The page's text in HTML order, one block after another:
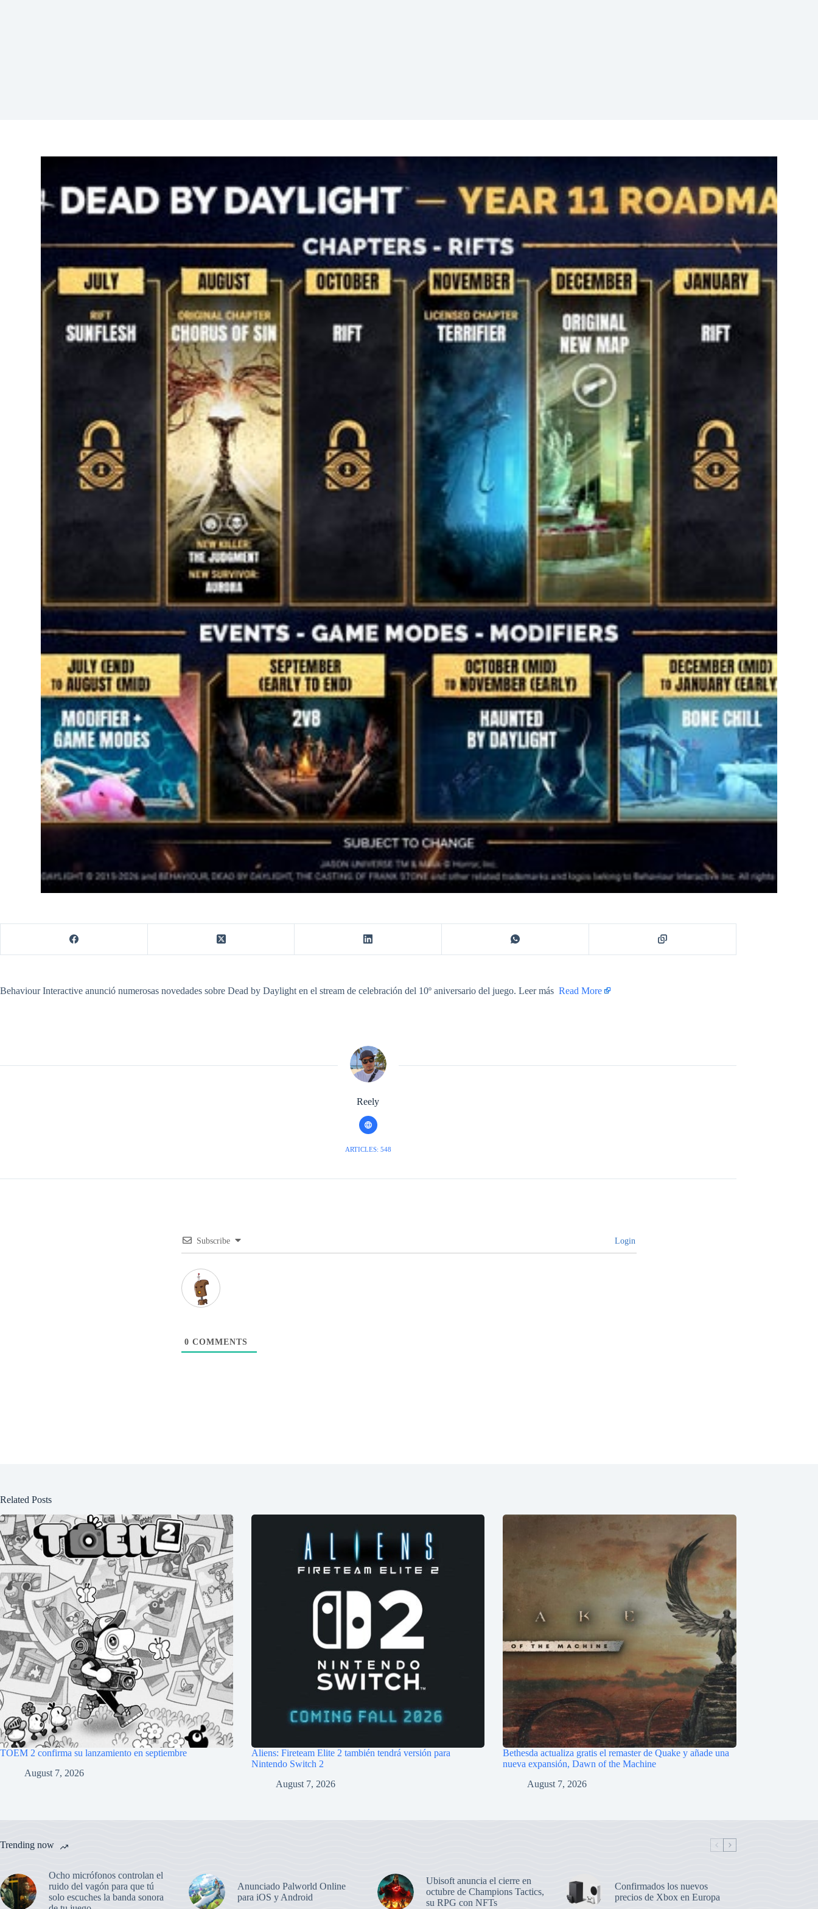
​Behaviour Interactive anunció numerosas novedades sobre Dead by Daylight en el stream de celebración del 10º aniversario del juego. Leer más ​ Read More
Reely
ARTICLES: 548
Subscribe Login
0 COMMENTS
Related Posts
TOEM 2 confirma su lanzamiento en septiembre
August 7, 2026
Aliens: Fireteam Elite 2 también tendrá versión para
Nintendo Switch 2
August 7, 2026
Bethesda actualiza gratis el remaster de Quake y añade una
nueva expansión, Dawn of the Machine
August 7, 2026
Trending now
Ocho micrófonos controlan el
ruido del vagón para que tú
solo escuches la banda sonora
Anunciado Palworld Online
para iOS y Android
Ubisoft anuncia el cierre en
octubre de Champions Tactics,
su RPG con NFTs
Confirmados los nuevos
precios de Xbox en Europa